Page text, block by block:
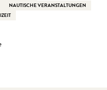
NAUTISCHE VERANSTALTUNGEN